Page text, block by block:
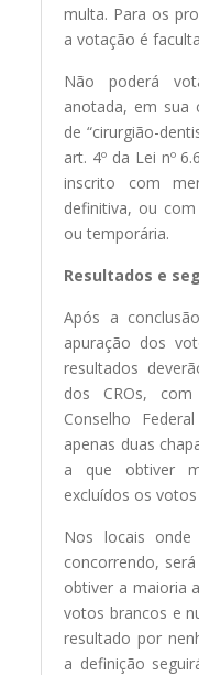
multa. Para os
a votação é
Não poderá
anotada, em sua
de “cirurgião-
art. 4º da Lei nº
inscrito com
definitiva, ou
ou temporária.
Resultados e
Após a
apuração dos
resultados
dos CROs,
Conselho
apenas duas
a que obtiver
excluídos os
Nos locais
concorrendo,
obtiver a maioria
votos brancos e
resultado por
a definição